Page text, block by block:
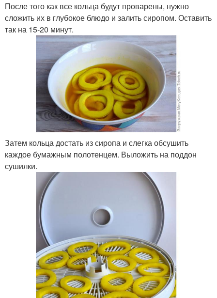
После того как все кольца будут проварены, нужно
сложить их в глубокое блюдо и залить сиропом. Оставить
так на 15-20 минут.
Затем кольца достать из сиропа и слегка обсушить
каждое бумажным полотенцем. Выложить на поддон
сушилки.